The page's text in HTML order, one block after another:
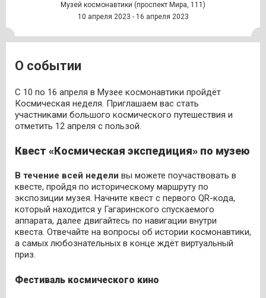
Музей космонавтики (проспект Мира, 111)
10 апреля 2023 - 16 апреля 2023
О событии
С 10 по 16 апреля в Музее космонавтики пройдёт
Космическая неделя. Приглашаем вас стать
участниками большого космического путешествия и
отметить 12 апреля с пользой.
Квест «Космическая экспедиция» по музею
В течение всей недели вы можете поучаствовать в
квесте, пройдя по историческому маршруту по
экспозиции музея. Начните квест с первого QR-кода,
который находится у Гагаринского спускаемого
аппарата, далее двигайтесь по навигации внутри
квеста. Отвечайте на вопросы об истории космонавтики,
а самых любознательных в конце ждёт виртуальный
приз.
Фестиваль космического кино